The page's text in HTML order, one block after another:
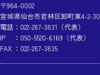
〒984-0002
宮城県仙台市若林区卸町東4-2-30
電話 ： 022-287-3831 （代表）
IP
： 050-5520-6169 （代表）
FAX ：022-287-3835